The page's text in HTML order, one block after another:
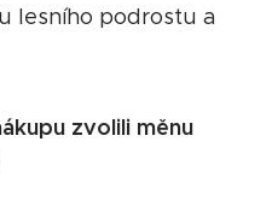
lesního podrostu a
zvolili měnu